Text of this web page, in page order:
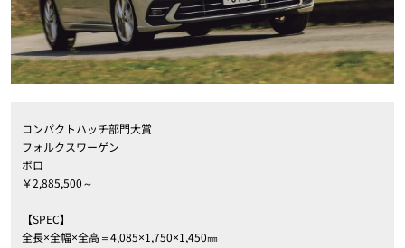
コンパクトハッチ部門大賞
フォルクスワーゲン
ポロ
￥2,885,500～
【SPEC】
全長×全幅×全高＝4,085×1,750×1,450㎜